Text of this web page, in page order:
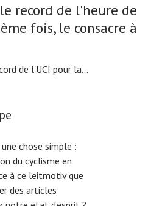
record de l'heure de
fois, le consacre à
de l'UCI pour la...
chose simple :
du cyclisme en
à ce leitmotiv que
des articles